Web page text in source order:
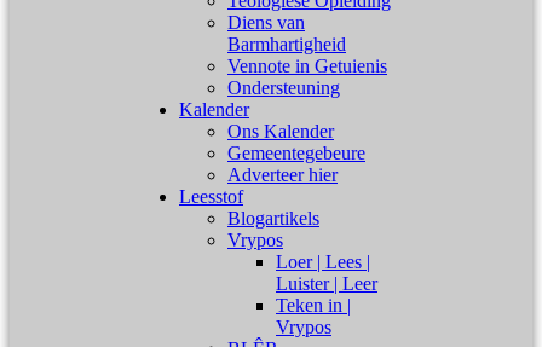
Diens van
Barmhartigheid
Vennote in Getuienis
Ondersteuning
Kalender
Ons Kalender
Gemeentegebeure
Adverteer hier
Leesstof
Blogartikels
Vrypos
Loer | Lees |
Luister | Leer
Teken in |
Vrypos